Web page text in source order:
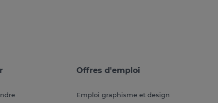
Offres d'emploi
Emploi graphisme et design